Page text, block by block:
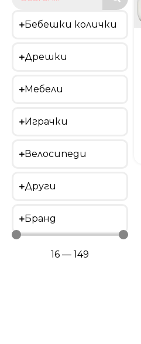
Бебешки колички
Дрешки
Мебели
Играчки
Велосипеди
Други
Бранд
16 —149